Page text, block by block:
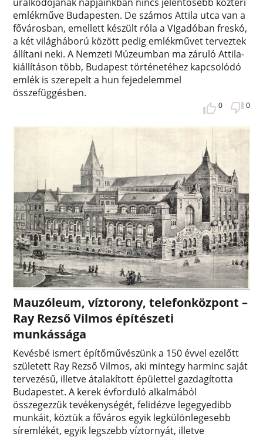
emlékműve Budapesten. De számos Attila utca van a
fővárosban, emellett készült róla a VIgadóban freskó,
a két világháború között pedig emlékművet terveztek
állítani neki. A Nemzeti Múzeumban ma záruló Attila-
kiállításon több, Budapest történetéhez kapcsolódó
emlék is szerepelt a hun fejedelemmel
összefüggésben.
0 0
Mauzóleum, víztorony, telefonközpont –
Ray Rezső Vilmos építészeti
munkássága
Kevésbé ismert építőművészünk a 150 évvel ezelőtt
született Ray Rezső Vilmos, aki mintegy harminc saját
tervezésű, illetve átalakított épülettel gazdagította
Budapestet. A kerek évforduló alkalmából
összegezzük tevékenységét, felidézve legegyedibb
munkáit, köztük a főváros egyik legkülönlegesebb
síremlékét, egyik legszebb víztornyát, illetve